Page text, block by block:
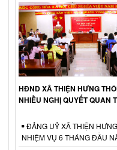
HĐND XÃ THIỆN HƯNG
NHIỀU NGHỊ QUYẾT QUAN
ĐẢNG UỶ XÃ THIỆN
NHIỆM VỤ 6 THÁNG ĐẦU